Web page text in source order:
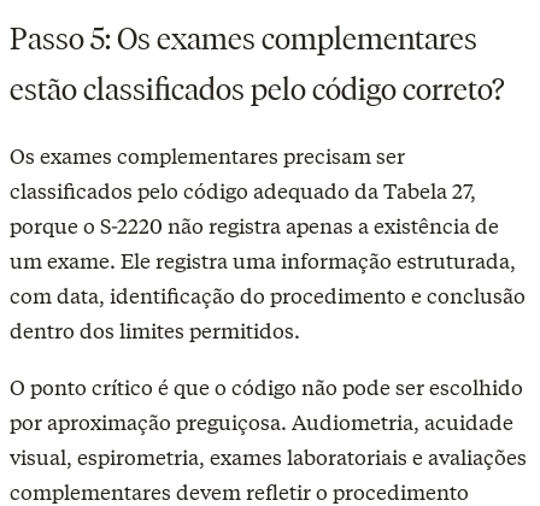
Passo 5: Os exames complementares
estão classificados pelo código correto?
Os exames complementares precisam ser
classificados pelo código adequado da Tabela 27,
porque o S-2220 não registra apenas a existência de
um exame. Ele registra uma informação estruturada,
com data, identificação do procedimento e conclusão
dentro dos limites permitidos.
O ponto crítico é que o código não pode ser escolhido
por aproximação preguiçosa. Audiometria, acuidade
visual, espirometria, exames laboratoriais e avaliações
complementares devem refletir o procedimento